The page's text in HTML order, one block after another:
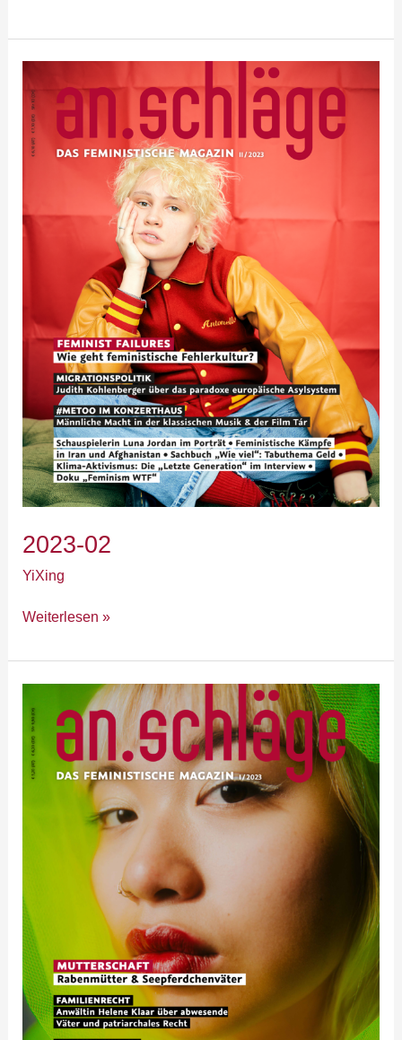
2023-02
YiXing
02
Weiterlesen »
01